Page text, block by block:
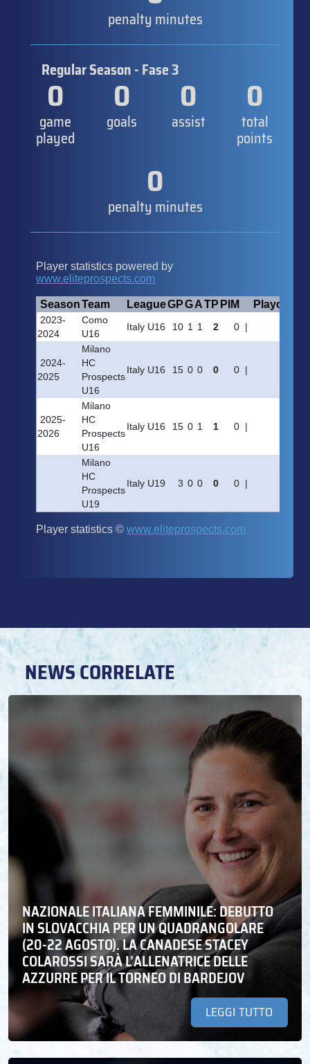
penalty minutes
Regular Season - Fase 3
0
game
played
0
goals
0
assist
0
total
points
0
penalty minutes
NEWS CORRELATE
NAZIONALE ITALIANA FEMMINILE: DEBUTTO
IN SLOVACCHIA PER UN QUADRANGOLARE
(20-22 AGOSTO). LA CANADESE STACEY
COLAROSSI SARÀ L’ALLENATRICE DELLE
AZZURRE PER IL TORNEO DI BARDEJOV
LEGGI TUTTO